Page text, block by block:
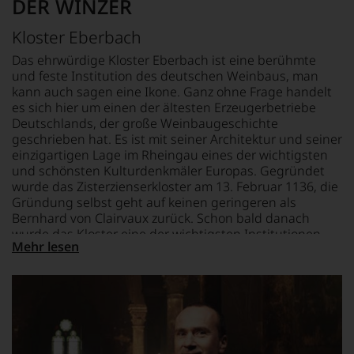
unserem
Webshop,
um
zu
unterstreichen,
auf
welch
hohem
Niveau
sich
unsere
Weinselektion
bewegt.
Das
aber
genügt
uns
festgestellt,
hat
Kreativität
Innovationsgeist
Weinjournalismus
und
Weinbewertung
revolutioniert.
Der
studierte
Rechtsanwalt
verstand
sich
als
Sprachrohr
des
Riesling
TRINKTEMPERATUR
8 °C
GESCHMACK
trocken
DER WINZER
Kloster Eberbach
Das ehrwürdige Kloster Eberbach ist eine berühmte
und feste Institution des deutschen Weinbaus, man
kann auch sagen eine Ikone. Ganz ohne Frage handelt
es sich hier um einen der ältesten Erzeugerbetriebe
Deutschlands, der große Weinbaugeschichte
geschrieben hat. Es ist mit seiner Architektur und seiner
einzigartigen Lage im Rheingau eines der wichtigsten
und schönsten Kulturdenkmäler Europas. Gegründet
wurde das Zisterzienserkloster am 13. Februar 1136, die
Gründung selbst geht auf keinen geringeren als
Bernhard von Clairvaux zurück. Schon bald danach
wurde das Kloster eine der wichtigsten Institutionen
des Weinbaus im Rheingau, denn durch die akribische
Innovationsarbeit in Sachen An- und Ausbau geleistet.
In der alten Kelterhalle des Klosters mit seinen liebevoll
gepflegten Original-Korbpressen kann man nicht nur
historische Luft schnuppern, sondern erahnen, welche
Mehr lesen